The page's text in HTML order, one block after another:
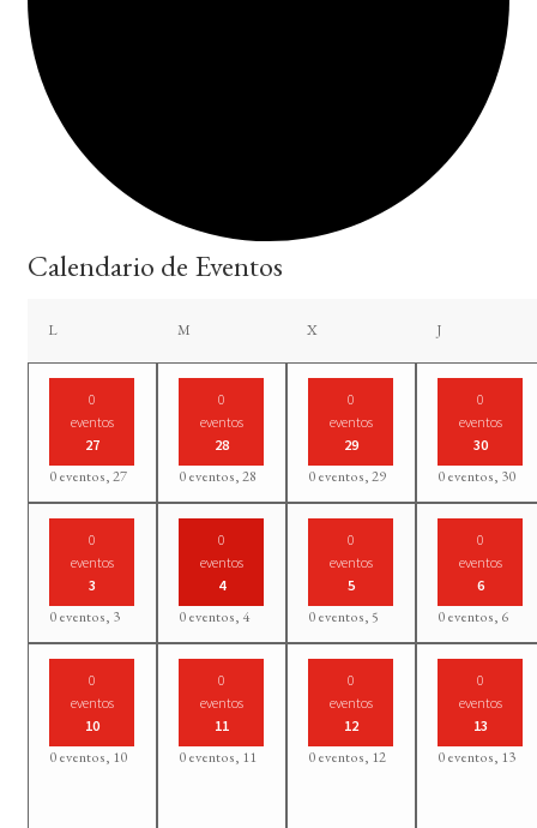
Calendario de Eventos
Llunes Mmartes Xmiércoles Jjueves
0
eventos
27
0 eventos,27
0
eventos
28
0 eventos,28
0
eventos
29
0 eventos,29
0
eventos
30
0 eventos, 30
0
eventos
3
0 eventos, 3
0
eventos
4
0 eventos, 4
0
eventos
5
0 eventos,5
0
eventos
6
0 eventos, 6
0
eventos
10
0 eventos, 10
0
eventos
11
0 eventos, 11
0
eventos
12
0 eventos, 12
0
eventos
13
0 eventos, 13